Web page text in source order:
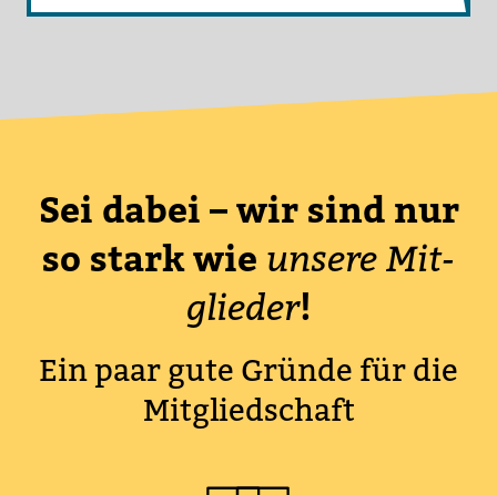
Sei dabei – wir sind nur
so stark wie unsere Mit­
glieder!
Ein paar gute Gründe für die
Mit­glied­schaft